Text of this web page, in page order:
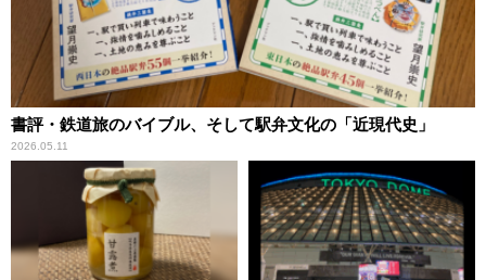
書評・鉄道旅のバイブル、そして駅弁文化の「近現代史」
2026.05.11